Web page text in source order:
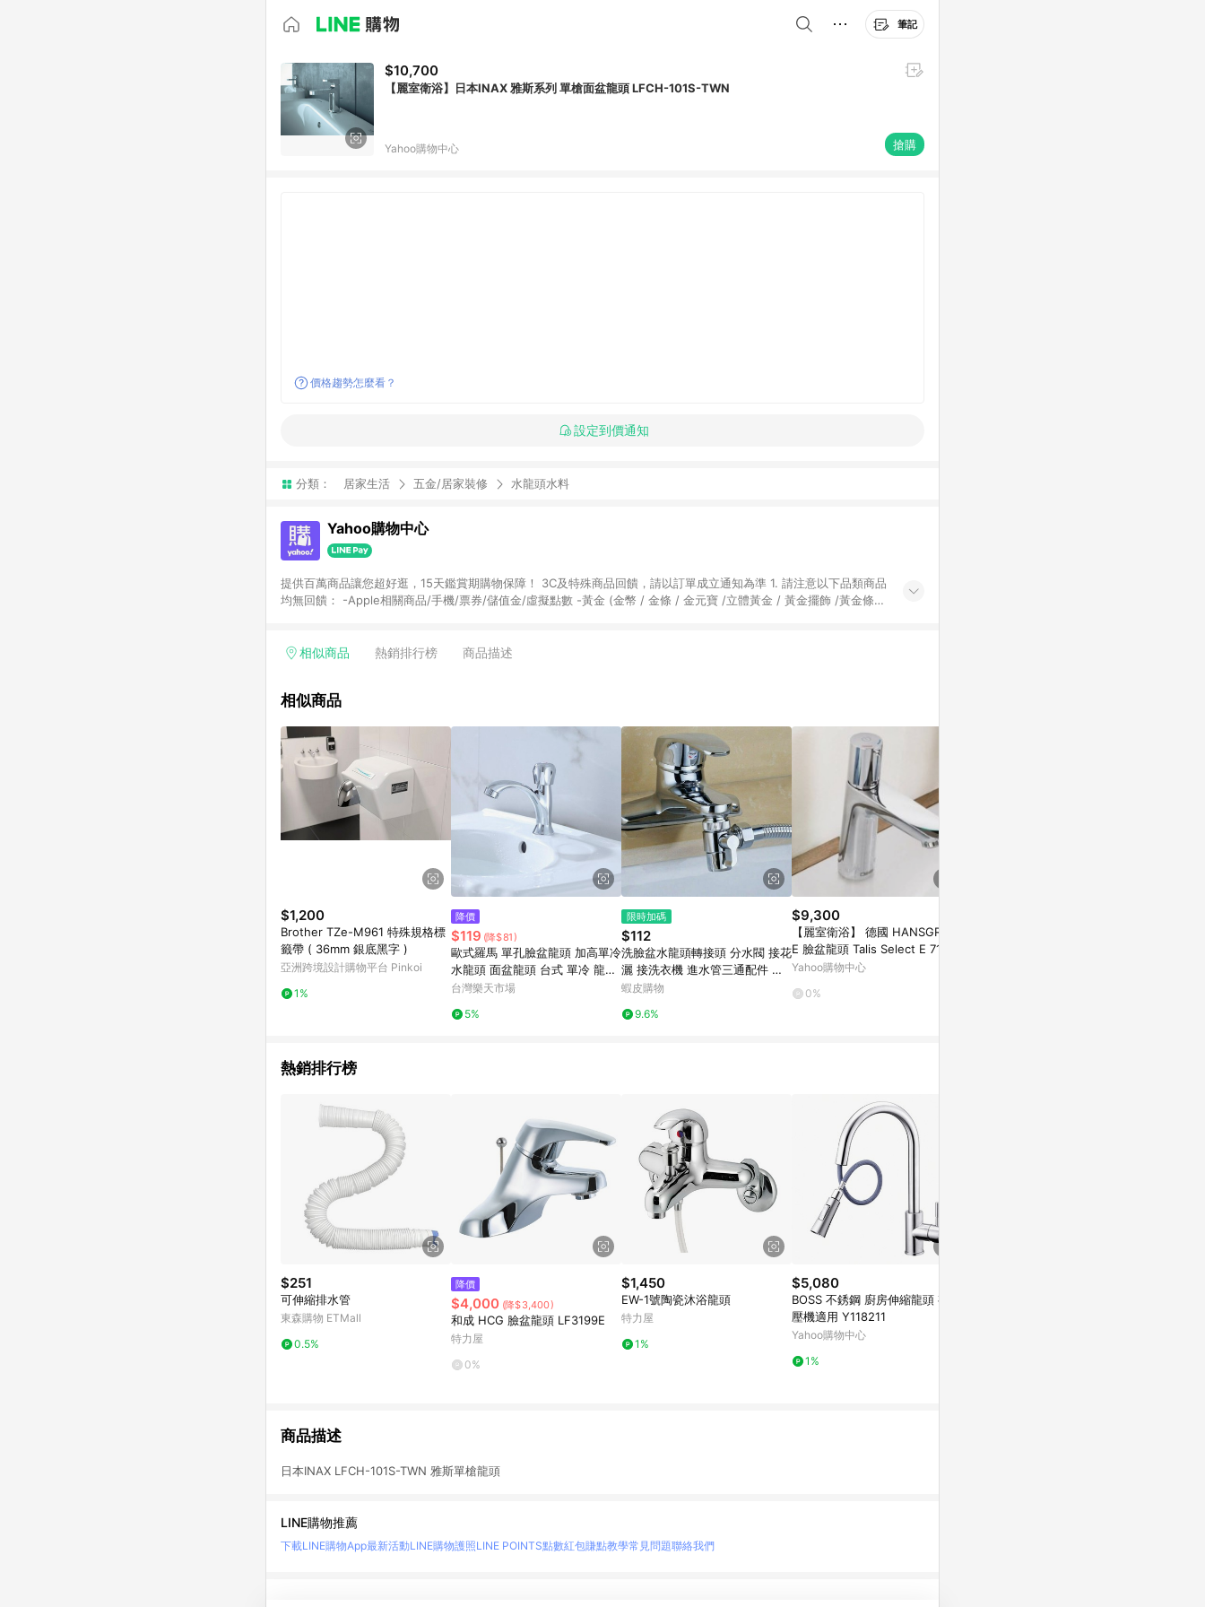
筆記
$10,700
【麗室衛浴】日本INAX 雅斯系列 單槍面盆龍頭 LFCH-101S-TWN
Yahoo購物中心 搶購
價格趨勢怎麼看？
設定到價通知
分類： 居家生活 五金/居家裝修 水龍頭水料
Yahoo購物中心
提供百萬商品讓您超好逛，15天鑑賞期購物保障！ 3C及特殊商品回饋，請以訂單成立通知為準 1. 請注意以下品類商品
均無回饋： -Apple相關商品/手機/票券/儲值金/虛擬點數 -黃金 (金幣 / 金條 / 金元寶 /立體黃金 / 黃金擺飾 /黃金條
Yahoo超贈點回饋者 - 購物中心商店之商品：商品賣場中有標示「商店」及顯示商店名稱者(指定活動店家除外) 3. 訂
相似商品 熱銷排行榜 商品描述
相似商品
$1,200
Brother TZe-M961 特殊規格標
籤帶 ( 36mm 銀底黑字 )
亞洲跨境設計購物平台 Pinkoi
1%
降價
$119 (降$81)
歐式羅馬 單孔臉盆龍頭 加高單冷
水龍頭 面盆龍頭 台式 單冷 龍頭
【AJ240】 123便利屋
台灣樂天市場
5%
限時加碼
$112
洗臉盆水龍頭轉接頭 分水閥 接花
灑 接洗衣機 進水管三通配件 一
進二出 PCFU
蝦皮購物
9.6%
$9,300
【麗室衛浴】 德國 HANSGROH
E 臉盆龍頭 Talis Select E 71750
單槍面盆龍頭
Yahoo購物中心
0%
熱銷排行榜
$251
可伸縮排水管
東森購物 ETMall
0.5%
降價
$4,000 (降$3,400)
和成 HCG 臉盆龍頭 LF3199E
特力屋
0%
$1,450
EW-1號陶瓷沐浴龍頭
特力屋
1%
$5,080
BOSS 不銹鋼 廚房伸縮龍頭 有加
壓機適用 Y118211
Yahoo購物中心
1%
商品描述
日本INAX LFCH-101S-TWN 雅斯單槍龍頭
LINE購物推薦
下載LINE購物App最新活動LINE購物護照LINE POINTS點數紅包賺點教學常見問題聯絡我們